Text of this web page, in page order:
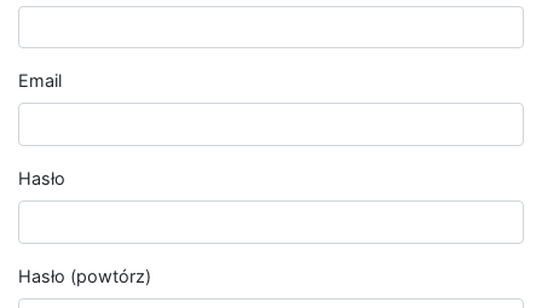
Email
Hasło
Hasło (powtórz)